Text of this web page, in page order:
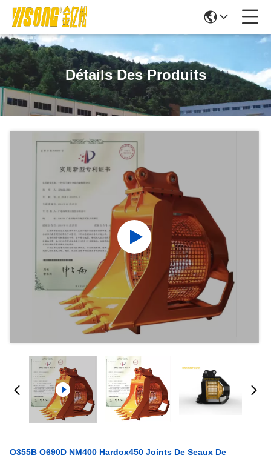
Détails Des Produits
Q355B Q690D NM400 Hardox450 Joints De Seaux De